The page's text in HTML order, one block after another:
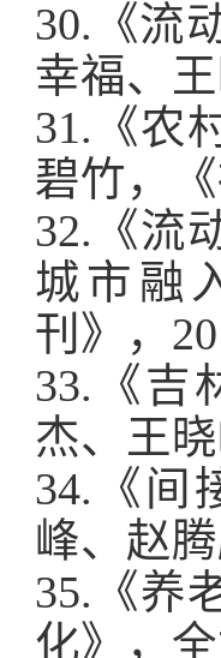
30. 《流
幸福、
31. 《农
碧竹，
32. 《流
城市融
刊》，
33. 《
杰、王
34. 《
峰、赵
35. 《养
化》，